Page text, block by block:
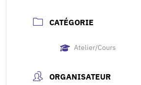
CATÉGORIE
Atelier/Cours
ORGANISATEUR